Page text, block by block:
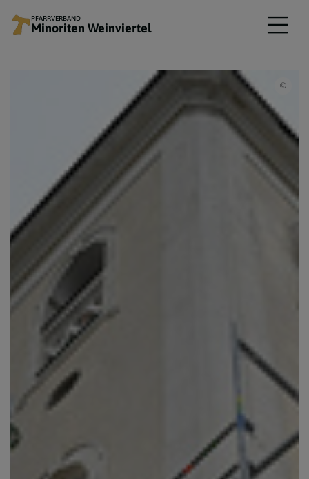
PFARRVERBAND
Minoriten Weinviertel